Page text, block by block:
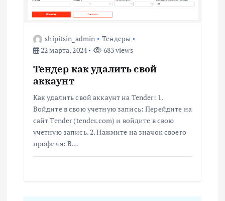
shipitsin_admin
Тендеры
22 марта, 2024
683 views
Тендер как удалить свой
аккаунт
Как удалить свой аккаунт на Tender: 1.
Войдите в свою учетную запись: Перейдите на
сайт Tender (tender.com) и войдите в свою
учетную запись. 2. Нажмите на значок своего
профиля: В…